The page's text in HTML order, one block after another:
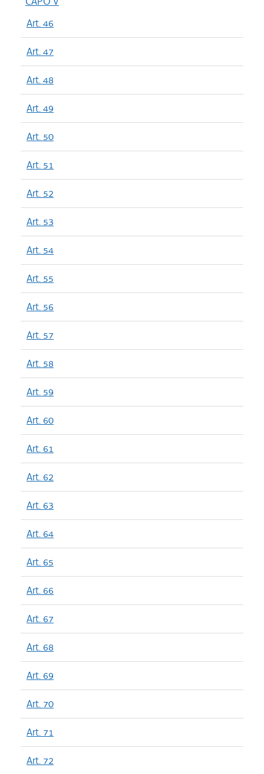
Art. 46
Art. 47
Art. 48
Art. 49
Art. 50
Art. 51
Art. 52
Art. 53
Art. 54
Art. 55
Art. 56
Art. 57
Art. 58
Art. 59
Art. 60
Art. 61
Art. 62
Art. 63
Art. 64
Art. 65
Art. 66
Art. 67
Art. 68
Art. 69
Art. 70
Art. 71
Art. 72